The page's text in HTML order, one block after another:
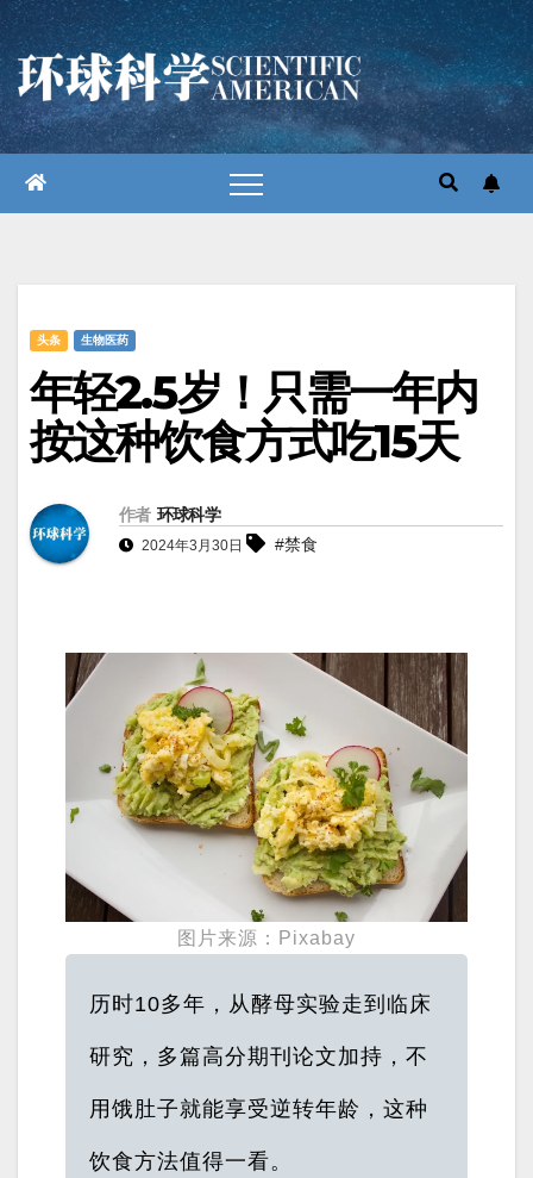
跳
至
内
容
头条 生物医药
年轻2.5岁！只需一年内
按这种饮食方式吃15天
作者 环球科学
2024年3月30日 #禁食
图片来源：Pixabay
历时10多年，从酵母实验走到临床
研究，多篇高分期刊论文加持，不
用饿肚子就能享受逆转年龄，这种
饮食方法值得一看。